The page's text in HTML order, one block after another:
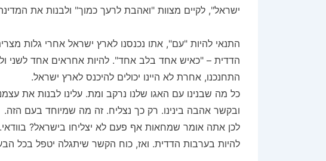
ישראל", לקיים מצוות "ואהבת לרעך כמוך" ולבנות את
התנאי להיות "עם", אתו נכנסנו לארץ ישראל אחרי גלות
הדדית – "כאיש אחד בלב אחד". להיות אחראים אחד לשני
התחנכנו, אחרת לא היינו יכולים להיכנס לארץ ישראל.
כל מה שבנינו עם האגו שלנו נרקב ומת. עלינו לבנות את
ובקשר אהבה בינינו. רק כך נצליח. זה מה שמיוחד בעם הזה.
לכן אתה אומר שמחאות אף פעם לא יצליחו בישראל?
להיות בערבות הדדית. ואז, כוח הקשר שיתגלה יטפל בכל